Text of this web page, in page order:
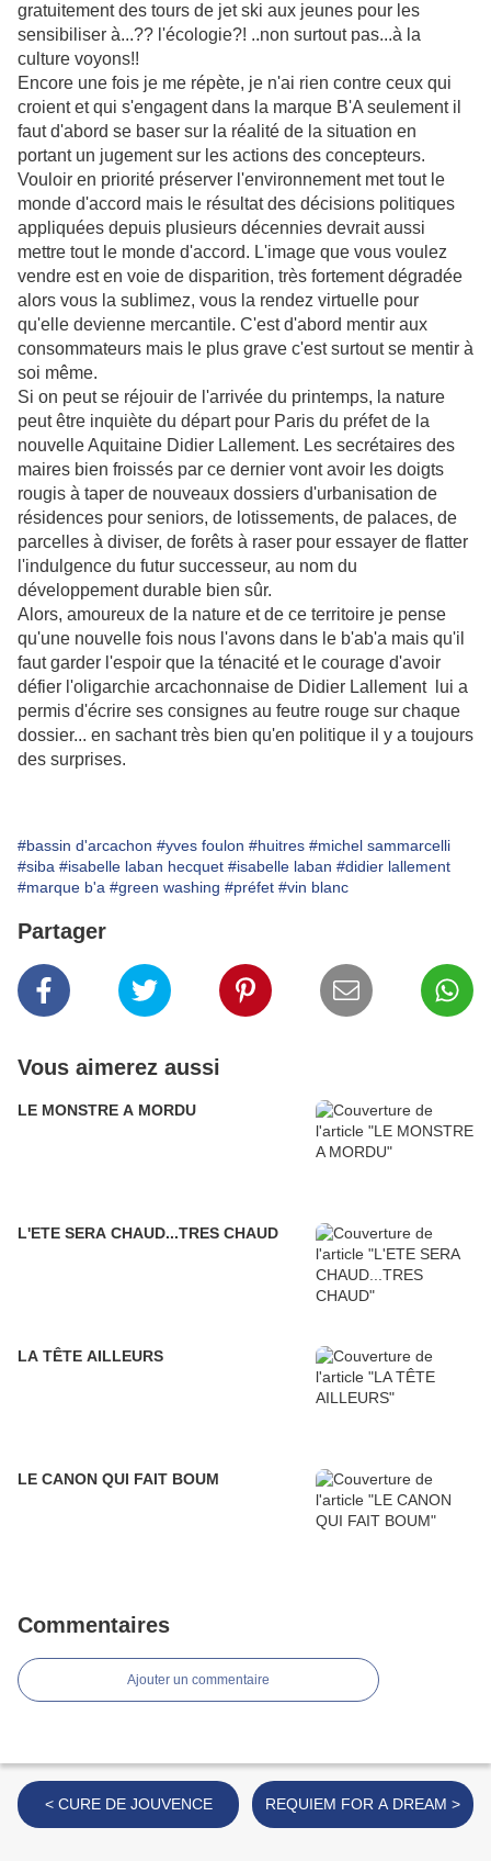
gratuitement des tours de jet ski aux jeunes pour les
sensibiliser à...?? l'écologie?! ..non surtout pas...à la
culture voyons!!
Encore une fois je me répète, je n'ai rien contre ceux qui
croient et qui s'engagent dans la marque B'A seulement il
faut d'abord se baser sur la réalité de la situation en
portant un jugement sur les actions des concepteurs.
Vouloir en priorité préserver l'environnement met tout le
monde d'accord mais le résultat des décisions politiques
appliquées depuis plusieurs décennies devrait aussi
mettre tout le monde d'accord. L'image que vous voulez
vendre est en voie de disparition, très fortement dégradée
alors vous la sublimez, vous la rendez virtuelle pour
qu'elle devienne mercantile. C'est d'abord mentir aux
consommateurs mais le plus grave c'est surtout se mentir à
soi même.
Si on peut se réjouir de l'arrivée du printemps, la nature
peut être inquiète du départ pour Paris du préfet de la
nouvelle Aquitaine Didier Lallement. Les secrétaires des
maires bien froissés par ce dernier vont avoir les doigts
rougis à taper de nouveaux dossiers d'urbanisation de
résidences pour seniors, de lotissements, de palaces, de
parcelles à diviser, de forêts à raser pour essayer de flatter
l'indulgence du futur successeur, au nom du
développement durable bien sûr.
Alors, amoureux de la nature et de ce territoire je pense
qu'une nouvelle fois nous l'avons dans le b'ab'a mais qu'il
faut garder l'espoir que la ténacité et le courage d'avoir
défier l'oligarchie arcachonnaise de Didier Lallement lui a
permis d'écrire ses consignes au feutre rouge sur chaque
dossier... en sachant très bien qu'en politique il y a toujours
des surprises.
#bassin d'arcachon #yves foulon #huitres #michel sammarcelli
#siba #isabelle laban hecquet #isabelle laban #didier lallement
#marque b'a #green washing #préfet #vin blanc
Partager
Vous aimerez aussi
LE MONSTRE A MORDU
L'ETE SERA CHAUD...TRES CHAUD
LA TÊTE AILLEURS
LE CANON QUI FAIT BOUM
Commentaires
Ajouter un commentaire
< CURE DE JOUVENCE REQUIEM FOR A DREAM >